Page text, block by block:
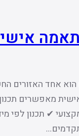
אחד האזורים
מאפשרים
✔ תכנון